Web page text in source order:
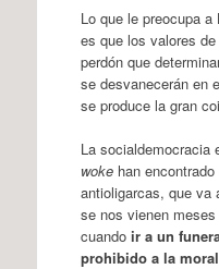
Lo que le preocupa
es que los valores
perdón que
se desvanecerán en
se produce la gran
La socialdemocracia
wokehan encontrado
antioligarcas, que va
se nos vienen meses
cuando ir a un
prohibido a la